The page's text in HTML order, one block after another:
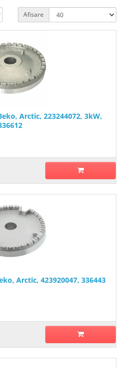
Afisare
Arctic, 223244072, 3kW,
Arctic, 423920047, 336443